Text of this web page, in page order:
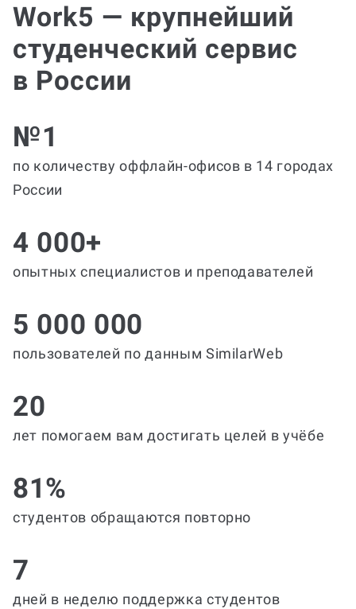
Work5 — крупнейший
студенческий сервис
в России
№1
по количеству оффлайн-офисов в 14 городах
России
4 000+
опытных специалистов и преподавателей
5 000 000
пользователей по данным SimilarWeb
20
лет помогаем вам достигать целей в учёбе
81%
студентов обращаются повторно
7
дней в неделю поддержка студентов